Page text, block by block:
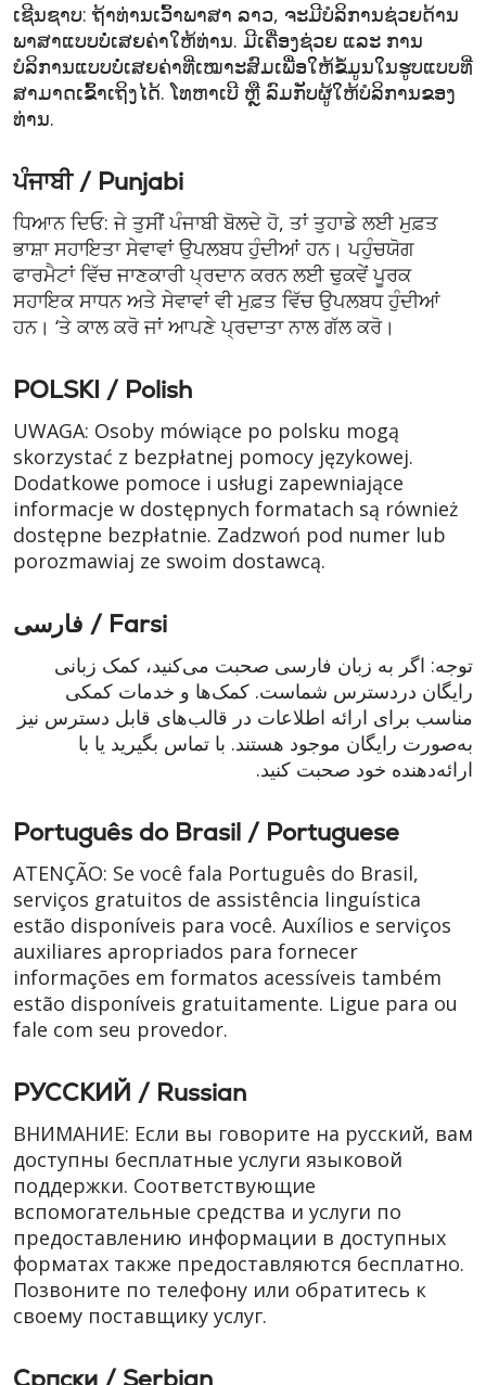
ເຊີນຊາບ: ຖ້າທ່ານເວົ້າພາສາ ລາວ, ຈະມີບໍລິການຊ່ວຍດ້ານ
ພາສາແບບບໍ່ເສຍຄ່າໃຫ້ທ່ານ. ມີເຄື່ອງຊ່ວຍ ແລະ ການ
ບໍລິການແບບບໍ່ເສຍຄ່າທີ່ເໝາະສົມເພື່ອໃຫ້ຂໍ້ມູນໃນຮູບແບບທີ່
ສາມາດເຂົ້າເຖິງໄດ້. ໂທຫາເບີ ຫຼື ລົມກັບຜູ້ໃຫ້ບໍລິການຂອງ
ທ່ານ.
ਪੰਜਾਬੀ / Punjabi
ਧਿਆਨ ਦਿਓ: ਜੇ ਤੁਸੀਂ ਪੰਜਾਬੀ ਬੋਲਦੇ ਹੋ, ਤਾਂ ਤੁਹਾਡੇ ਲਈ ਮੁਫ਼ਤ
ਭਾਸ਼ਾ ਸਹਾਇਤਾ ਸੇਵਾਵਾਂ ਉਪਲਬਧ ਹੁੰਦੀਆਂ ਹਨ। ਪਹੁੰਚਯੋਗ
ਫਾਰਮੈਟਾਂ ਵਿੱਚ ਜਾਣਕਾਰੀ ਪ੍ਰਦਾਨ ਕਰਨ ਲਈ ਢੁਕਵੇਂ ਪੂਰਕ
ਸਹਾਇਕ ਸਾਧਨ ਅਤੇ ਸੇਵਾਵਾਂ ਵੀ ਮੁਫ਼ਤ ਵਿੱਚ ਉਪਲਬਧ ਹੁੰਦੀਆਂ
ਹਨ। ‘ਤੇ ਕਾਲ ਕਰੋ ਜਾਂ ਆਪਣੇ ਪ੍ਰਦਾਤਾ ਨਾਲ ਗੱਲ ਕਰੋ।
POLSKI / Polish
UWAGA: Osoby mówiące po polsku mogą
skorzystać z bezpłatnej pomocy językowej.
Dodatkowe pomoce i usługi zapewniające
informacje w dostępnych formatach są również
dostępne bezpłatnie. Zadzwoń pod numer lub
porozmawiaj ze swoim dostawcą.
فارسی / Farsi
توجه: اگر به زبان فارسی صحبت می‌کنید، کمک زبانی
رایگان دردسترس شماست. کمک‌ها و خدمات کمکی
مناسب برای ارائه اطلاعات در قالب‌های قابل دسترس نیز
به‌صورت رایگان موجود هستند. با تماس بگیرید یا با
ارائه‌دهنده خود صحبت کنید.
Português do Brasil / Portuguese
ATENÇÃO: Se você fala Português do Brasil,
serviços gratuitos de assistência linguística
estão disponíveis para você. Auxílios e serviços
auxiliares apropriados para fornecer
informações em formatos acessíveis também
estão disponíveis gratuitamente. Ligue para ou
fale com seu provedor.
РУССКИЙ / Russian
ВНИМАНИЕ: Если вы говорите на русский, вам
доступны бесплатные услуги языковой
поддержки. Соответствующие
вспомогательные средства и услуги по
предоставлению информации в доступных
форматах также предоставляются бесплатно.
Позвоните по телефону или обратитесь к
своему поставщику услуг.